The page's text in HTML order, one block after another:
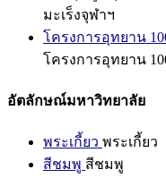
มะเร็งจุฬาฯ
โครงการอุทยาน
โครงการอุทยาน
อัตลักษณ์มหาวิทยาลัย
พระเกี้ยว พระเกี้ยว
สีชมพู สีชมพู